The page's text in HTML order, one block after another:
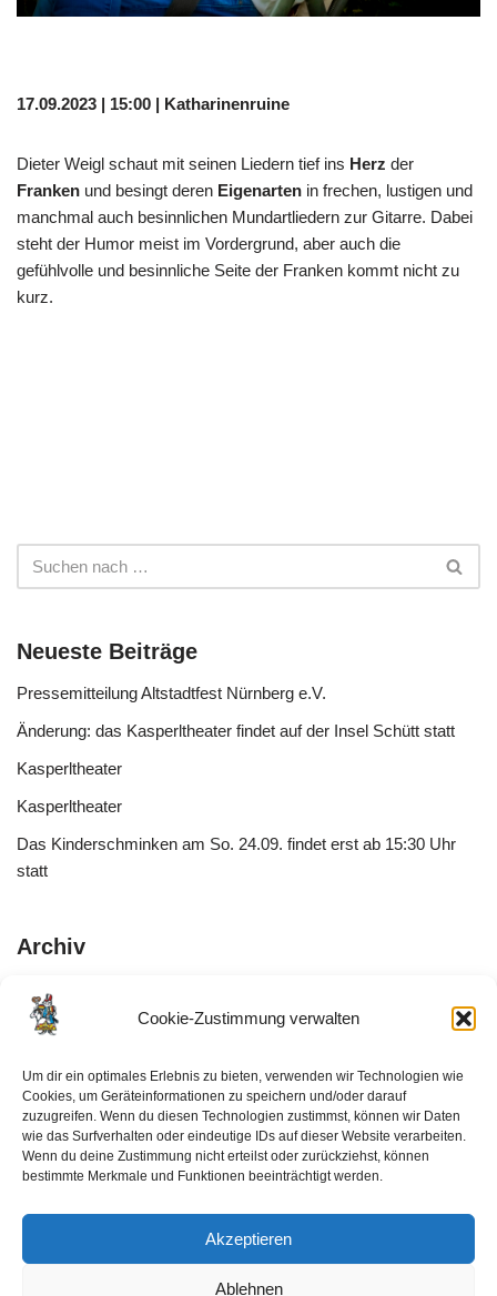
Cookie-Zustimmung verwalten
Um dir ein optimales Erlebnis zu bieten, verwenden wir Technologien wie
Cookies, um Geräteinformationen zu speichern und/oder darauf
zuzugreifen. Wenn du diesen Technologien zustimmst, können wir Daten
wie das Surfverhalten oder eindeutige IDs auf dieser Website verarbeiten.
Wenn du deine Zustimmung nicht erteilst oder zurückziehst, können
bestimmte Merkmale und Funktionen beeinträchtigt werden.
Akzeptieren
Ablehnen
17.09.2023 | 15:00 | Katharinenruine
Dieter Weigl schaut mit seinen Liedern tief ins Herz der
Franken und besingt deren Eigenarten in frechen, lustigen und
manchmal auch besinnlichen Mundartliedern zur Gitarre. Dabei
steht der Humor meist im Vordergrund, aber auch die
gefühlvolle und besinnliche Seite der Franken kommt nicht zu
kurz.
Neueste Beiträge
Pressemitteilung Altstadtfest Nürnberg e.V.
Änderung: das Kasperltheater findet auf der Insel Schütt statt
Kasperltheater
Kasperltheater
Das Kinderschminken am So. 24.09. findet erst ab 15:30 Uhr
statt
Archiv
September 2023
November 2022
September 2019
August 2019